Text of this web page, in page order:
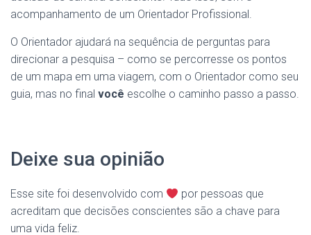
acompanhamento de um Orientador Profissional.
O Orientador ajudará na sequência de perguntas para
direcionar a pesquisa – como se percorresse os pontos
de um mapa em uma viagem, com o Orientador como seu
guia, mas no final você escolhe o caminho passo a passo.
Deixe sua opinião
Esse site foi desenvolvido com
por pessoas que
acreditam que decisões conscientes são a chave para
uma vida feliz.